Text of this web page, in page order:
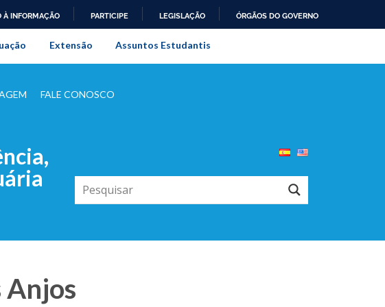
À INFORMAÇÃO PARTICIPE LEGISLAÇÃO ÓRGÃOS DO GOVERNO
Rural do Rio de Janeiro
Extensão Assuntos Estudantis
FALE CONOSCO
Anjos